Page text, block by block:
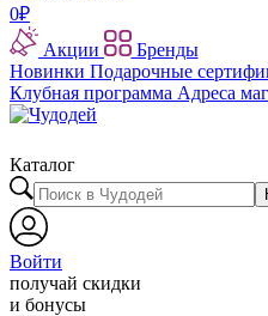
0₽
Акции
Бренды
Новинки Подарочные
Клубная программа Адреса
Каталог
Войти
получай скидки
и бонусы